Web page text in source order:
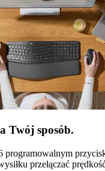
Twój sposób.
programowalnym
przełączać